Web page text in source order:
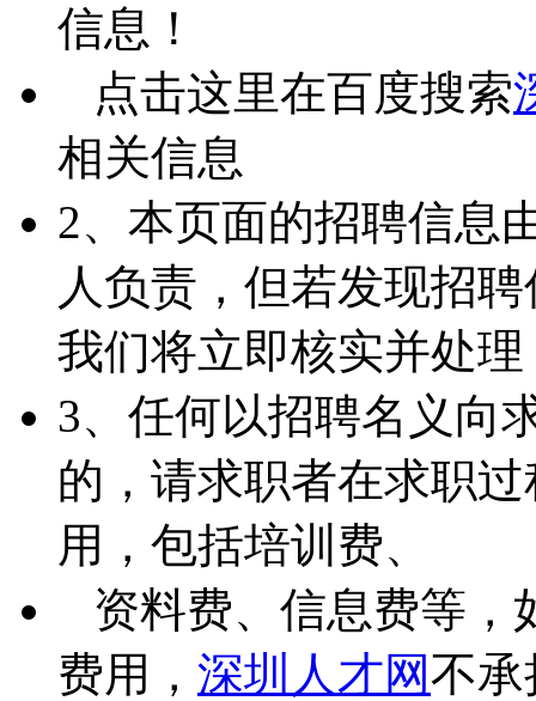
信息！
点击这里在百度搜索
相关信息
2、本页面的招聘信息
人负责，但若发现招
我们将立即核实并处理
3、任何以招聘名义向
的，请求职者在求职
用，包括培训费、
资料费、信息费等，
费用， 深圳人才网不承